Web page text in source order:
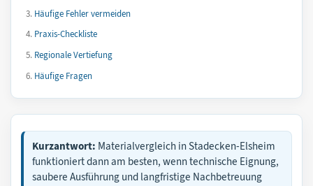
Häufige Fehler vermeiden
Praxis-Checkliste
Regionale Vertiefung
Häufige Fragen
Kurzantwort: Materialvergleich in Stadecken-Elsheim
funktioniert dann am besten, wenn technische Eignung,
saubere Ausführung und langfristige Nachbetreuung